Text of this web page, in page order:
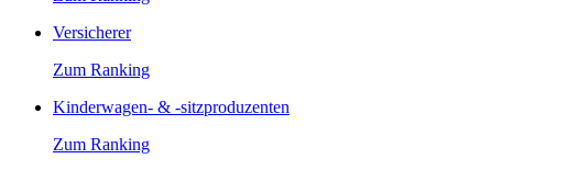
Versicherer
Zum Ranking
Kinderwagen- & -sitzproduzenten
Zum Ranking